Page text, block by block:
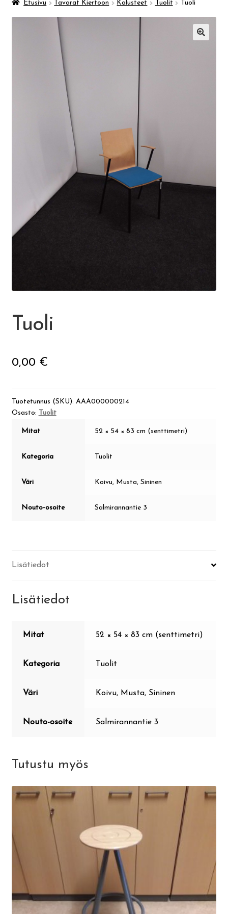
Taidemuseo & Ratamo
Suomen käsityön museo
Varhaiskasvatus
Ateria- ja välipalamaksut
Taideapteekki
Kirjasto
Lasten Lysti & LystiKylä-festivaali
Etusivu Tavarat Kiertoon Kalusteet Tuolit Tuoli
Tuoli
0,00 €
Tuotetunnus (SKU): AAA000000214
Osasto: Tuolit
Mitat 52 × 54 × 83 cm (senttimetri)
Kategoria Tuolit
Väri Koivu, Musta, Sininen
Nouto-osoite Salmirannantie 3
Lisätiedot
Lisätiedot
Mitat 52 × 54 × 83 cm (senttimetri)
Kategoria Tuolit
Väri Koivu, Musta, Sininen
Nouto-osoite Salmirannantie 3
Tutustu myös